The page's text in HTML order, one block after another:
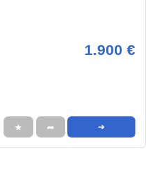
1.900 €
★ ➦ ➜